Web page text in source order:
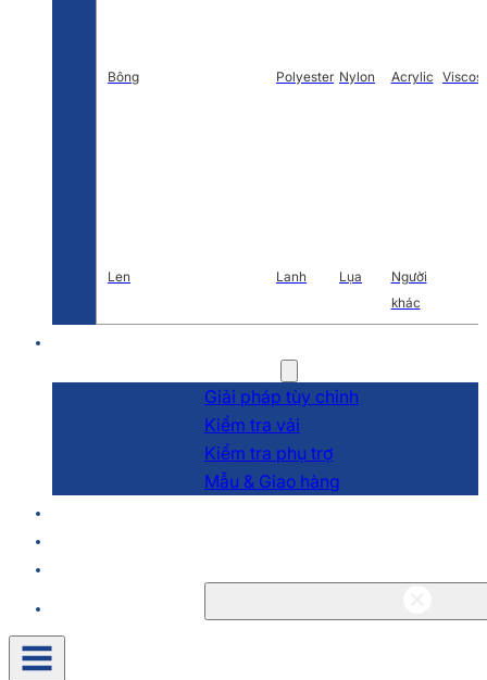
Bông Polyester Nylon Acrylic
Len Lanh Lụa
Người
khác
Giải pháp tùy chỉnh
Kiểm tra vải
Kiểm tra phụ trợ
Mẫu & Giao hàng